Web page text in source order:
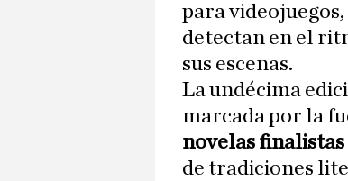
para
detectan en el
sus escenas.
La undécima
marcada por la
novelas
de tradiciones